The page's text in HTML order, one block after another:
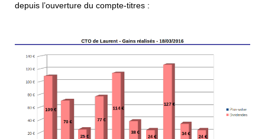
depuis l’ouverture du compte-titres :